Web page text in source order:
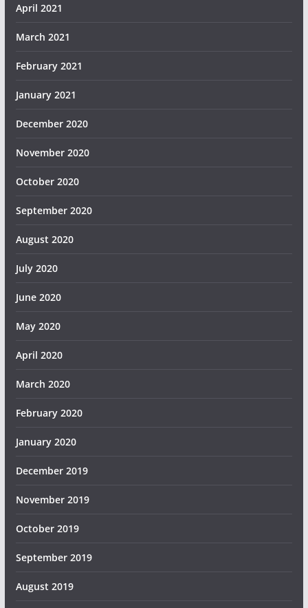
April 2021
March 2021
February 2021
January 2021
December 2020
November 2020
October 2020
September 2020
August 2020
July 2020
June 2020
May 2020
April 2020
March 2020
February 2020
January 2020
December 2019
November 2019
October 2019
September 2019
August 2019